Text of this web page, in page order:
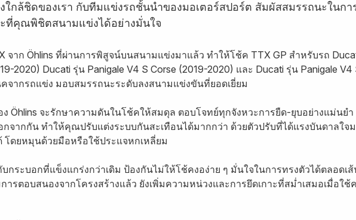
ใกล้ชิดของเรา กับทีมแข่งรถชั้นนำของมอเตอร์สปอร์ต สัมผัสสมรรถนะในก
ที่คุณพิชิตสนามแข่งได้อย่างมั่นใจ
จาก Öhlins ที่ผ่านการพิสูจน์บนสนามแข่งมาแล้ว ทำให้โช้ค TTX GP สำหรับรถ
2020) Ducati รุ่น Panigale V4 S Corse (2019-2020) และ Ducati รุ่น Panigale
จากรถแข่ง มอบสมรรถนะระดับลงสนามแข่งขันที่ยอดเยี่ยม
ง Öhlins จะรักษาความดันในโช้คให้สมดุล ตอบโจทย์ทุกจังหวะการยืด-ยุบอย่างแม่น
จากกัน ทำให้คุณปรับแต่งระบบกันสะเทือนได้มากกว่า ด้วยตัวปรับที่ได้แรงบันดาลใจ
โดยหมุนด้วยมือหรือใช้ประแจหกเหลี่ยม
กระบอกที่แข็งแกร่งกว่าเดิม ป้องกันไม่ให้โช้คงอง่าย ๆ มั่นใจในการทรงตัวได้ตลอด
ารตอบสนองจากโครงสร้างแล้ว ยังเพิ่มความหน่วงและการยึดเกาะที่สม่ำเสมอเมื่อใช้